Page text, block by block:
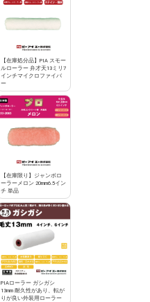
【在庫処分品】PIA スモー
ルローラー 弁才天13ミリ7
インチマイクロファイバ
ー
【在庫限り】ジャンボロ
ーラーメロン 20mm6.5イン
チ 単品
PIAローラー ガシガシ
13mm 耐久性があり、転が
りが良い外装用ローラー